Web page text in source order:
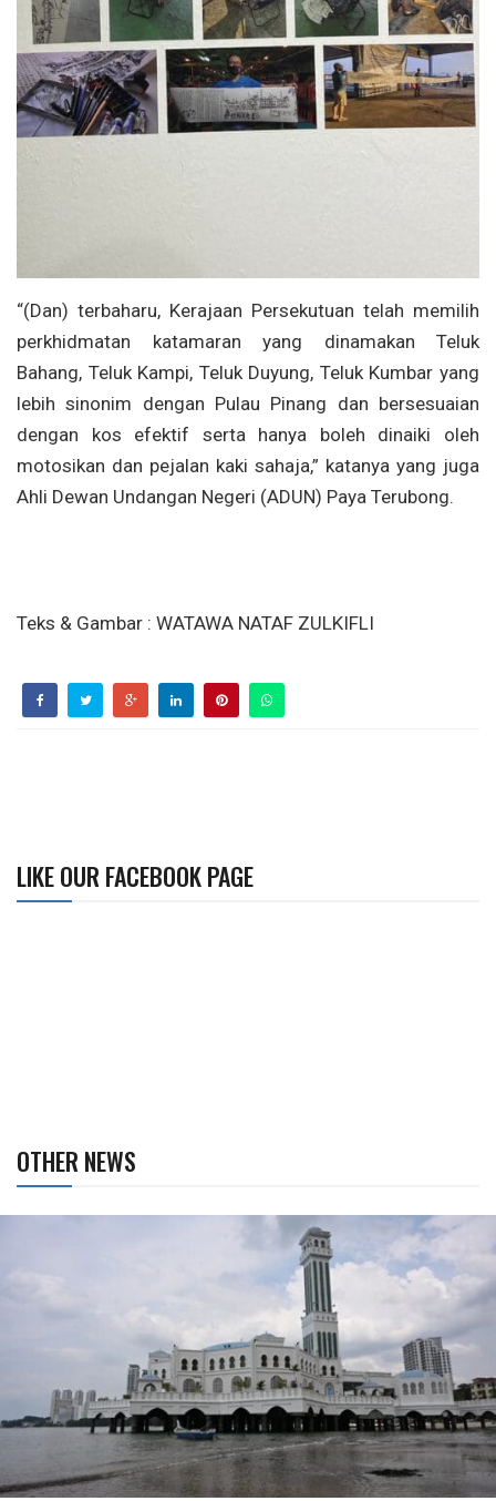
“(Dan) terbaharu, Kerajaan Persekutuan telah memilih
perkhidmatan katamaran yang dinamakan Teluk
Bahang, Teluk Kampi, Teluk Duyung, Teluk Kumbar yang
lebih sinonim dengan Pulau Pinang dan bersesuaian
dengan kos efektif serta hanya boleh dinaiki oleh
motosikan dan pejalan kaki sahaja,” katanya yang juga
Ahli Dewan Undangan Negeri (ADUN) Paya Terubong.
Teks & Gambar : WATAWA NATAF ZULKIFLI
LIKE OUR FACEBOOK PAGE
OTHER NEWS